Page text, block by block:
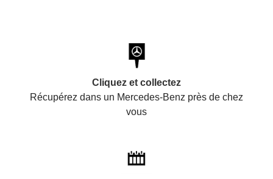
Cliquez et collectez
Récupérez dans un Mercedes-Benz près de chez
vous